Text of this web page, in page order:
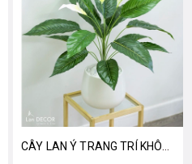
CÂY LAN Ý TRANG TRÍ KHÔNG GIAN HIỆN ĐẠI SANG TRỌNG (70cm) - LC2926